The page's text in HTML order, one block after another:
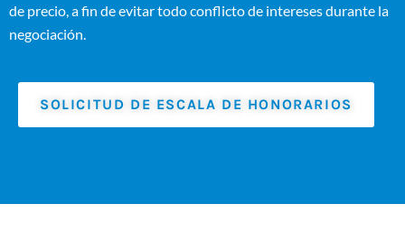
de precio, a fin de evitar todo conflicto de intereses durante la
negociación.
SOLICITUD DE ESCALA DE HONORARIOS